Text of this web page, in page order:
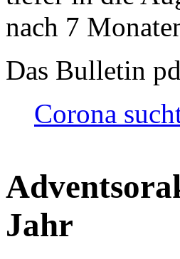
nach 7
Das Bulletin
Corona
Jahr